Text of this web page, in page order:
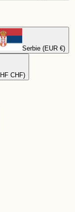
Serbie (EUR €)
CHF)